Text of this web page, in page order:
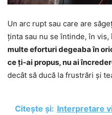
Un arc rupt sau care are
ținta sau nu se întinde, în vis,
multe eforturi degeaba în
ce ți-ai propus, nu ai
decât să ducă la frustrări și
Citește și: Interpretare